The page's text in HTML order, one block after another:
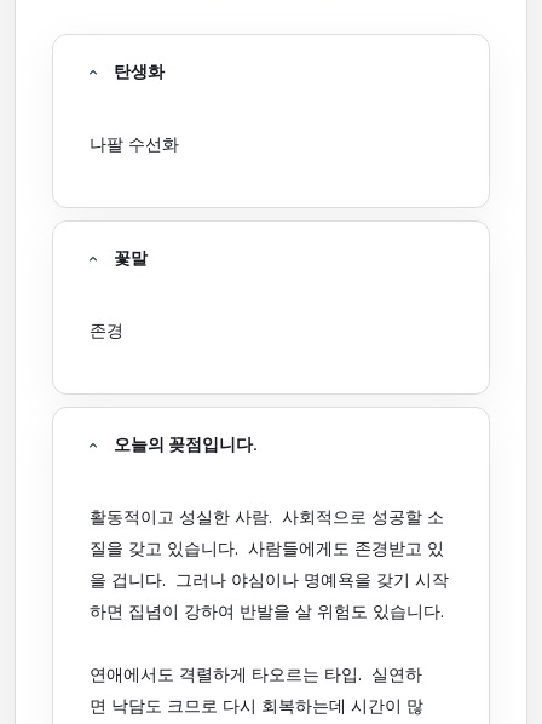
탄생화
나팔 수선화
꽃말
존경
오늘의 꽂점입니다.
활동적이고 성실한 사람. 사회적으로 성공할 소
질을 갖고 있습니다. 사람들에게도 존경받고 있
을 겁니다. 그러나 야심이나 명예욕을 갖기 시작
하면 집념이 강하여 반발을 살 위험도 있습니다.
연애에서도 격렬하게 타오르는 타입. 실연하
면 낙담도 크므로 다시 회복하는데 시간이 많